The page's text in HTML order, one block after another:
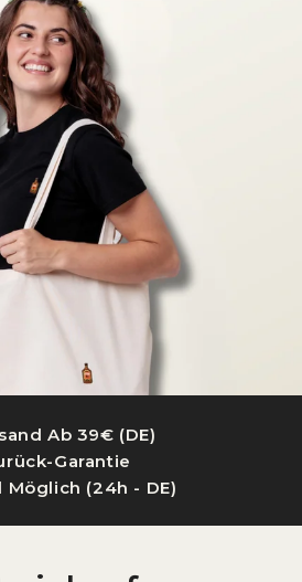
Ab 39€ (DE)
Garantie
Möglich (24h - DE)